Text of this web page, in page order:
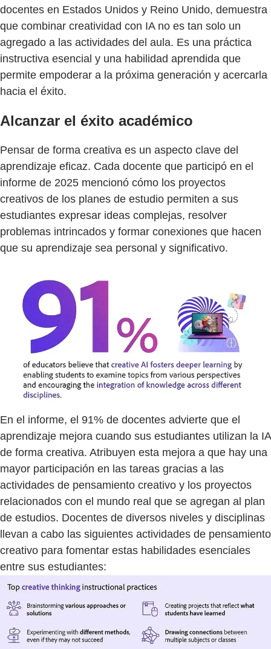
docentes en Estados Unidos y Reino Unido, demuestra
que combinar creatividad con IA no es tan solo un
agregado a las actividades del aula. Es una práctica
instructiva esencial y una habilidad aprendida que
permite empoderar a la próxima generación y acercarla
hacia el éxito.
Alcanzar el éxito académico
Pensar de forma creativa es un aspecto clave del
aprendizaje eficaz. Cada docente que participó en el
informe de 2025 mencionó cómo los proyectos
creativos de los planes de estudio permiten a sus
estudiantes expresar ideas complejas, resolver
problemas intrincados y formar conexiones que hacen
que su aprendizaje sea personal y significativo.
En el informe, el 91% de docentes advierte que el
aprendizaje mejora cuando sus estudiantes utilizan la IA
de forma creativa. Atribuyen esta mejora a que hay una
mayor participación en las tareas gracias a las
actividades de pensamiento creativo y los proyectos
relacionados con el mundo real que se agregan al plan
de estudios. Docentes de diversos niveles y disciplinas
llevan a cabo las siguientes actividades de pensamiento
creativo para fomentar estas habilidades esenciales
entre sus estudiantes: